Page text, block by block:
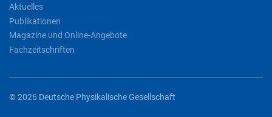
Aktuelles
Publikationen
Magazine und Online-Angebote
Fachzeitschriften
© 2026 Deutsche Physikalische Gesellschaft